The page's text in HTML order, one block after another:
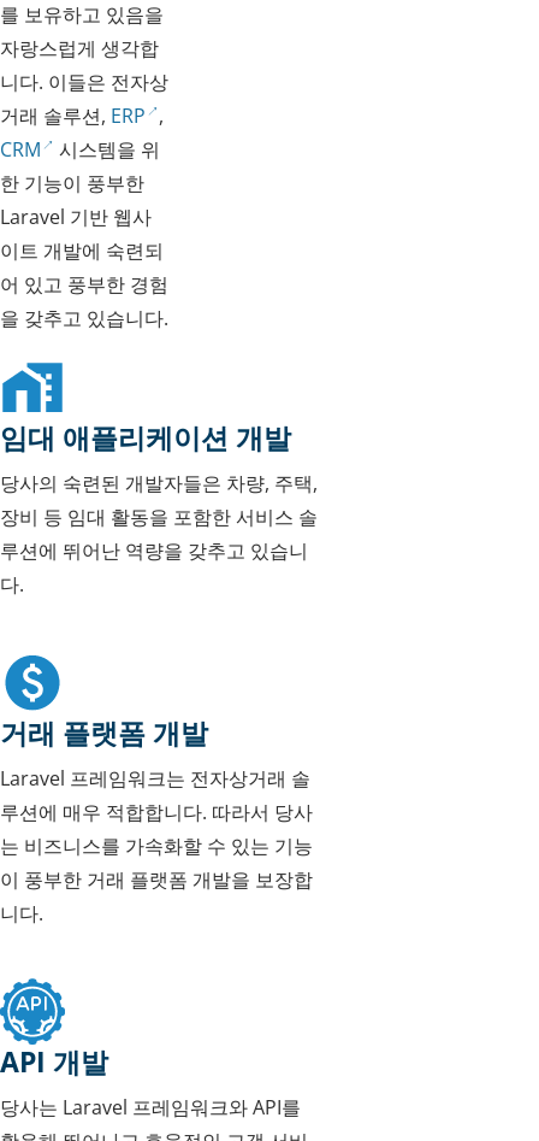
를 보유하고 있음을
자랑스럽게 생각합
니다. 이들은 전자상
거래 솔루션, ERP ,
CRM
시스템을 위
한 기능이 풍부한
Laravel 기반 웹사
이트 개발에 숙련되
어 있고 풍부한 경험
을 갖추고 있습니다.
임대 애플리케이션 개발
당사의 숙련된 개발자들은 차량, 주택,
장비 등 임대 활동을 포함한 서비스 솔
루션에 뛰어난 역량을 갖추고 있습니
다.
거래 플랫폼 개발
Laravel 프레임워크는 전자상거래 솔
루션에 매우 적합합니다. 따라서 당사
는 비즈니스를 가속화할 수 있는 기능
이 풍부한 거래 플랫폼 개발을 보장합
니다.
API 개발
당사는 Laravel 프레임워크와 API를